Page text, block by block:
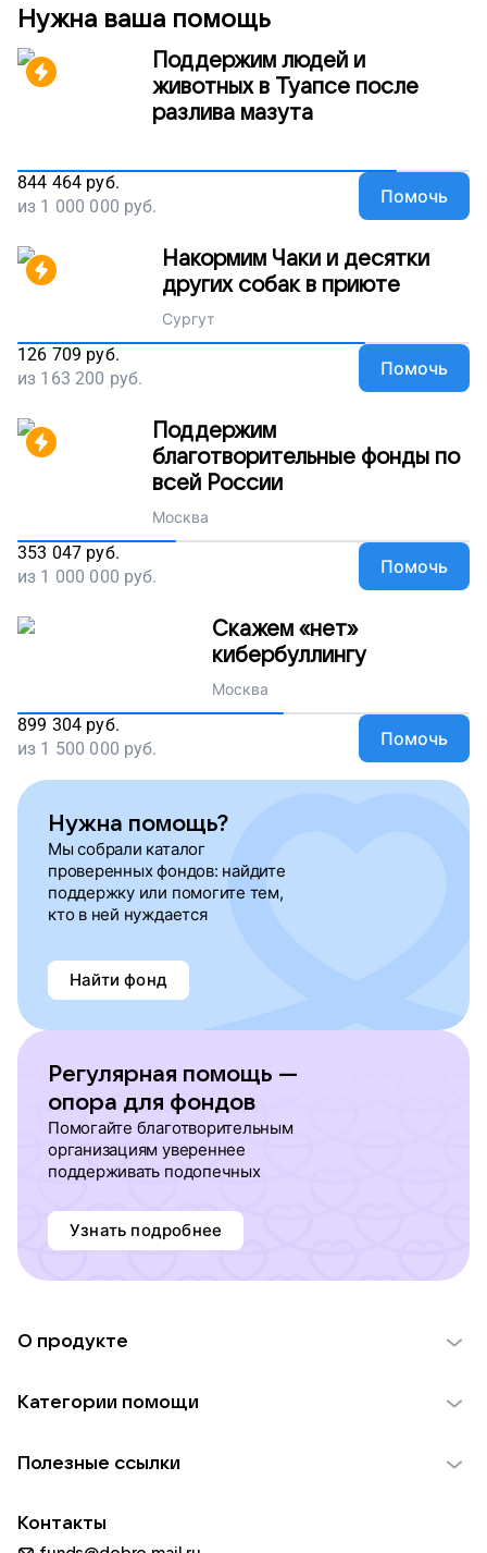
Нужна ваша помощь
Поддержим людей и
животных в Туапсе после
разлива мазута
844 464 руб.
из 1 000 000 руб. Помочь
Накормим Чаки и десятки
других собак в приюте
Сургут
126 709 руб.
из 163 200 руб. Помочь
Поддержим
благотворительные фонды по
всей России
Москва
353 047 руб.
из 1 000 000 руб. Помочь
Скажем «нет»
кибербуллингу
Москва
899 304 руб.
из 1 500 000 руб. Помочь
Нужна помощь?
Мы собрали каталог
проверенных фондов: найдите
поддержку или помогите тем,
кто в ней нуждается
Найти фонд
Регулярная помощь —
опора для фондов
Помогайте благотворительным
организациям увереннее
поддерживать подопечных
Узнать подробнее
О продукте
Использование материалов
Для НКО
Категории помощи
Пожилым
Полезные ссылки
Контакты